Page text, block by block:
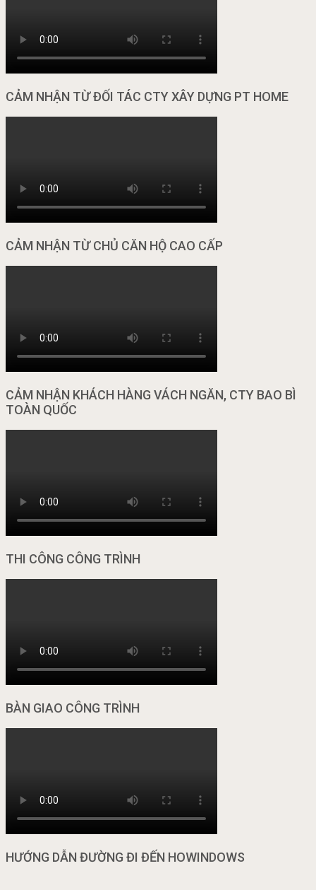
CẢM NHẬN TỪ ĐỐI TÁC CTY XÂY DỰNG PT HOME
CẢM NHẬN TỪ CHỦ CĂN HỘ CAO CẤP
CẢM NHẬN KHÁCH HÀNG VÁCH NGĂN, CTY BAO BÌ
TOÀN QUỐC
THI CÔNG CÔNG TRÌNH
BÀN GIAO CÔNG TRÌNH
HƯỚNG DẪN ĐƯỜNG ĐI ĐẾN HOWINDOWS